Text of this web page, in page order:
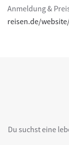
Anmeldung &
reisen.de/
Du suchst eine